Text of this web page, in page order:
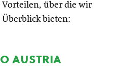
über die wir
bieten:
austria